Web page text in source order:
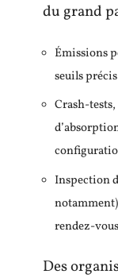
du grand
Émissions
seuils
Crash-
Inspection
rendez-
Des